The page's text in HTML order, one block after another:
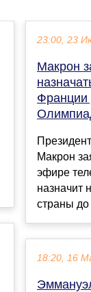
23:00, 23
Макрон
Франции
Макрон
эфире
назначит
страны до
18:20, 16